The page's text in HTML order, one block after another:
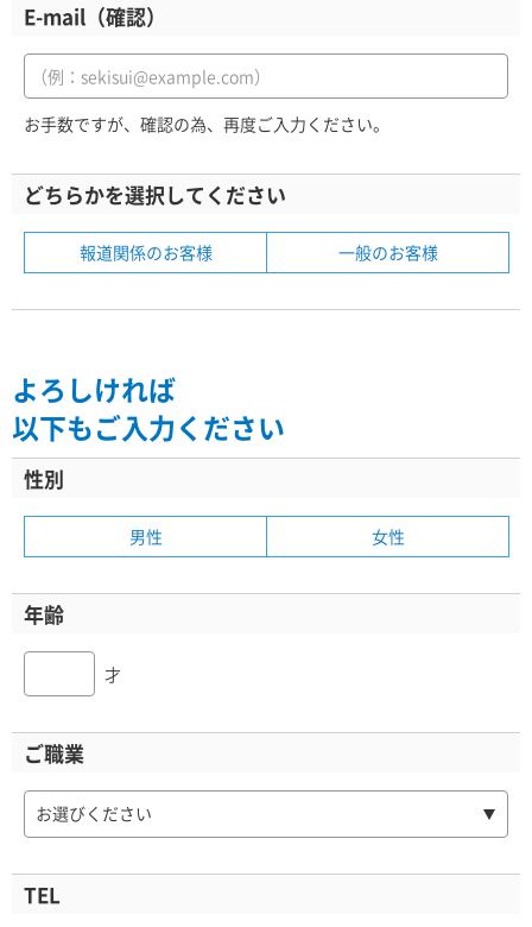
E-mail（確認）
お手数ですが、確認の為、再度ご入力ください。
どちらかを選択してください
報道関係のお客様 一般のお客様
よろしければ
以下もご入力ください
性別
男性 女性
年齢
才
ご職業
お選びください
TEL